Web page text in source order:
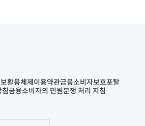
활용체제 이용약관금융소비자보호포탈
금융소비자의 민원분쟁 처리 지침